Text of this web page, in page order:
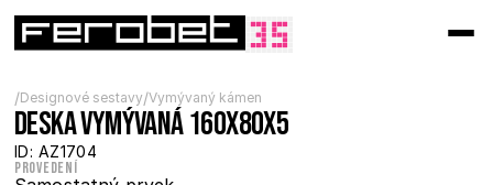
/Designové sestavy/Vymývaný kámen
Deska vymývaná 160x80x5
ID: AZ1704
Provedení